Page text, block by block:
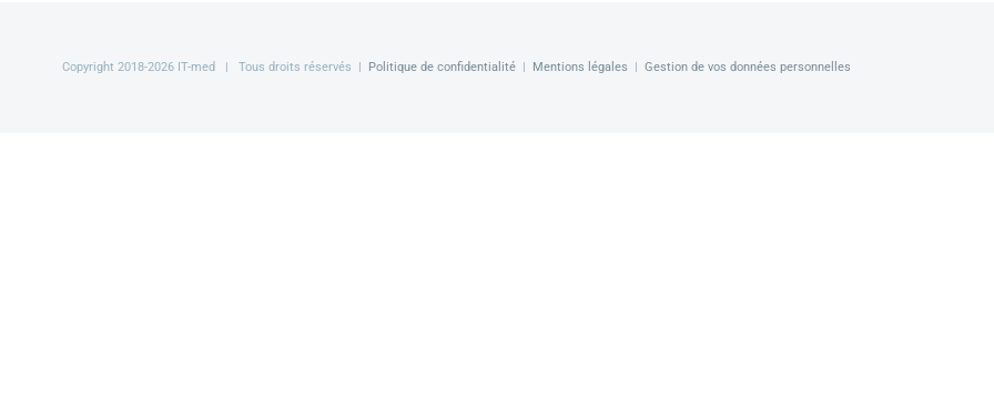
Copyright 2018-2026 IT-med | Tous droits réservés | Politique de confidentialité| Mentions légales | Gestion de vos données personnelles